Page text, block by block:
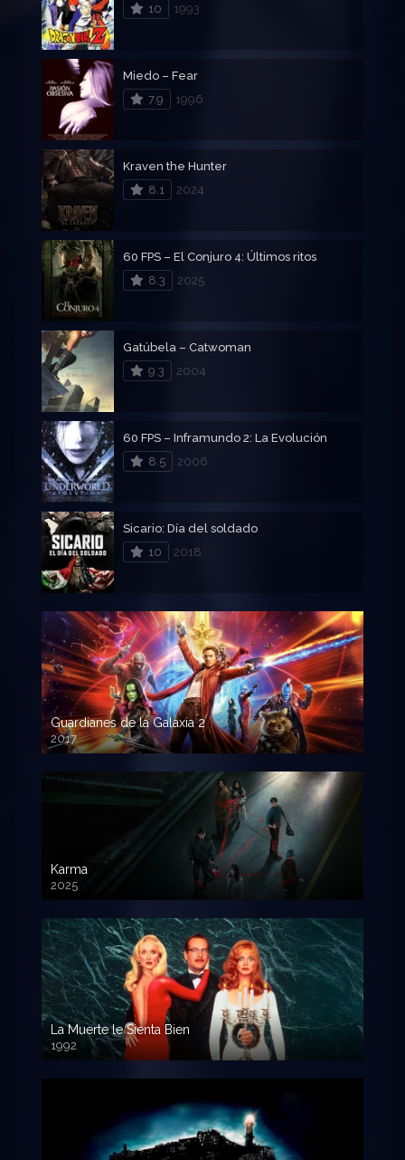
10
1993
Miedo – Fear
7.9
1996
Kraven the Hunter
8.1
2024
60 FPS – El Conjuro 4: Últimos ritos
8.3
2025
Gatúbela – Catwoman
9.3
2004
60 FPS – Inframundo 2: La Evolución
8.5
2006
Sicario: Día del soldado
10
2018
Guardianes de la Galaxia 2
2017
720p HD
Karma
2025
La Muerte le Sienta Bien
1992
720p HD